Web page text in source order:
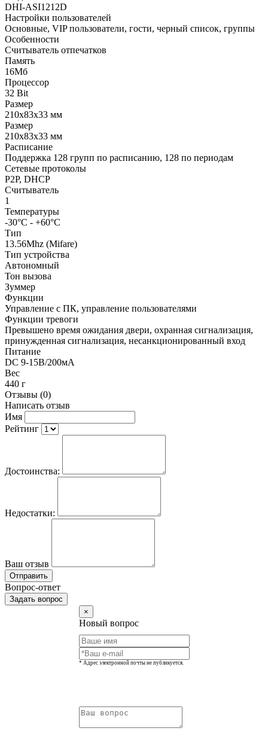
DHI-ASI1212D
Настройки пользователей
Основные, VIP пользователи, гости, черный список, группы
Особенности
Считыватель отпечатков
Память
16Мб
Процессор
32 Bit
Размер
210х83х33 мм
Размер
210х83х33 мм
Расписание
Поддержка 128 групп по расписанию, 128 по периодам
Сетевые протоколы
P2P, DHCP
Считыватель
1
Температуры
-30°С - +60°С
Тип
13.56Mhz (Mifare)
Тип устройства
Автономный
Тон вызова
Зуммер
Функции
Управление с ПК, управление пользователями
Функции тревоги
Превышено время ожидания двери, охранная сигнализация,
принужденная сигнализация, несанкционированный вход
Питание
DC 9-15В/200мА
Вес
440 г
Отзывы (0)
Написать отзыв
Имя
Рейтинг
Достоинства:
Недостатки:
Ваш отзыв
Отправить
Вопрос-ответ
Задать вопрос
×
Новый вопрос
* Адрес электронной почты не публикуется.